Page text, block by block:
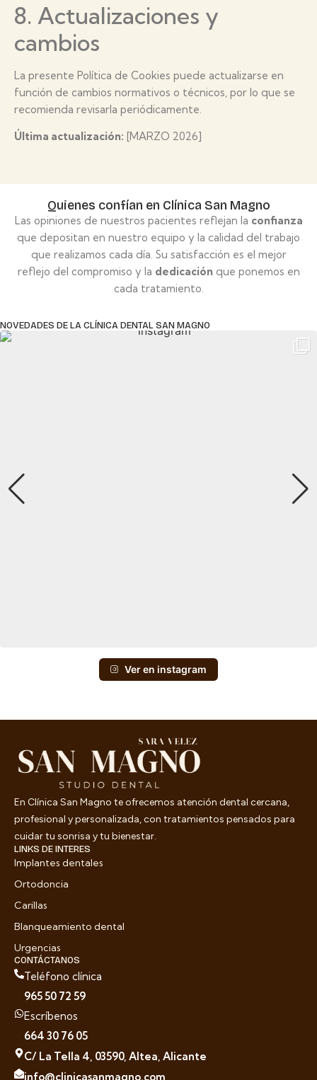
8. Actualizaciones y
cambios
La presente Política de Cookies puede actualizarse en
función de cambios normativos o técnicos, por lo que se
recomienda revisarla periódicamente.
Última actualización: [MARZO 2026]
Quienes confían en Clínica San Magno
Las opiniones de nuestros pacientes reflejan la confianza
que depositan en nuestro equipo y la calidad del trabajo
que realizamos cada día. Su satisfacción es el mejor
reflejo del compromiso y la dedicación que ponemos en
cada tratamiento.
NOVEDADES DE LA CLÍNICA DENTAL SAN MAGNO
Ver en instagram
En Clínica San Magno te ofrecemos atención dental cercana,
profesional y personalizada, con tratamientos pensados para
cuidar tu sonrisa y tu bienestar.
LINKS DE INTERES
Implantes dentales
Ortodoncia
Carillas
Blanqueamiento dental
Urgencias
CONTÁCTANOS
Teléfono clínica
965 50 72 59
Escríbenos
664 30 76 05
C/ La Tella 4, 03590, Altea, Alicante
info@clinicasanmagno.com